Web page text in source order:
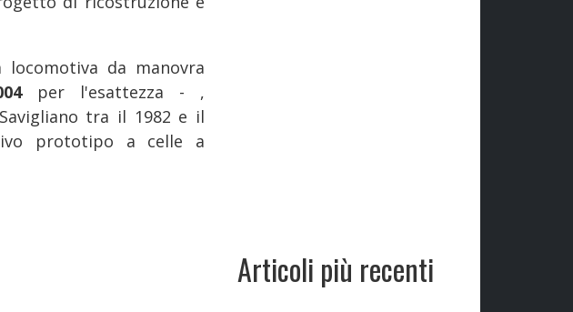
da manovra
per l'esattezza - ,
tra il 1982 e il
prototipo a celle a
Articoli più recenti